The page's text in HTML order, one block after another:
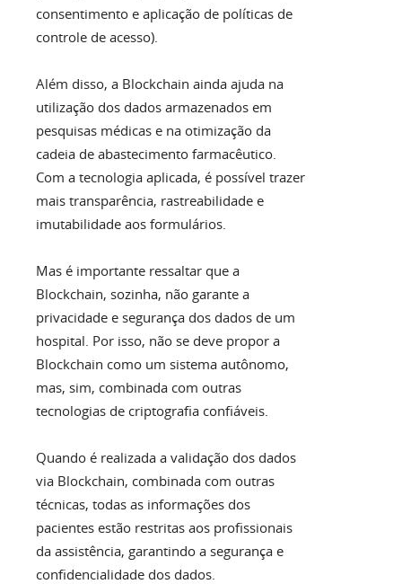
consentimento e aplicação de políticas de
controle de acesso).
Além disso, a Blockchain ainda ajuda na
utilização dos dados armazenados em
pesquisas médicas e na otimização da
cadeia de abastecimento farmacêutico.
Com a tecnologia aplicada, é possível trazer
mais transparência, rastreabilidade e
imutabilidade aos formulários.
Mas é importante ressaltar que a
Blockchain, sozinha, não garante a
privacidade e segurança dos dados de um
hospital. Por isso, não se deve propor a
Blockchain como um sistema autônomo,
mas, sim, combinada com outras
tecnologias de criptografia confiáveis.
Quando é realizada a validação dos dados
via Blockchain, combinada com outras
técnicas, todas as informações dos
pacientes estão restritas aos profissionais
da assistência, garantindo a segurança e
confidencialidade dos dados.